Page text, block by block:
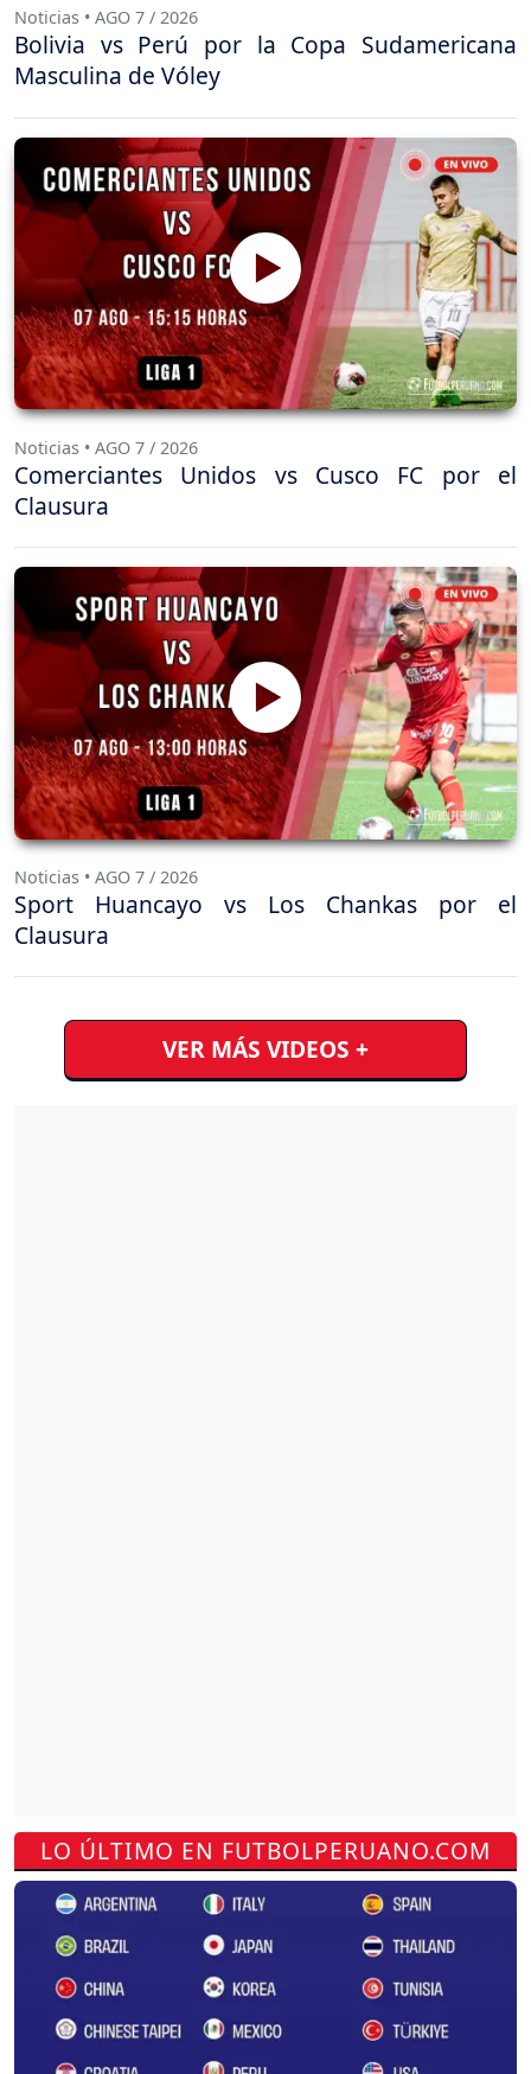
Noticias • AGO 7 / 2026
Bolivia vs Perú por la Copa Sudamericana
Masculina de Vóley
Noticias • AGO 7 / 2026
Comerciantes Unidos vs Cusco FC por el
Clausura
Noticias • AGO 7 / 2026
Sport Huancayo vs Los Chankas por el
Clausura
VER MÁS VIDEOS +
LO ÚLTIMO EN FUTBOLPERUANO.COM